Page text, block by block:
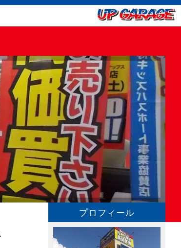
プロフィール